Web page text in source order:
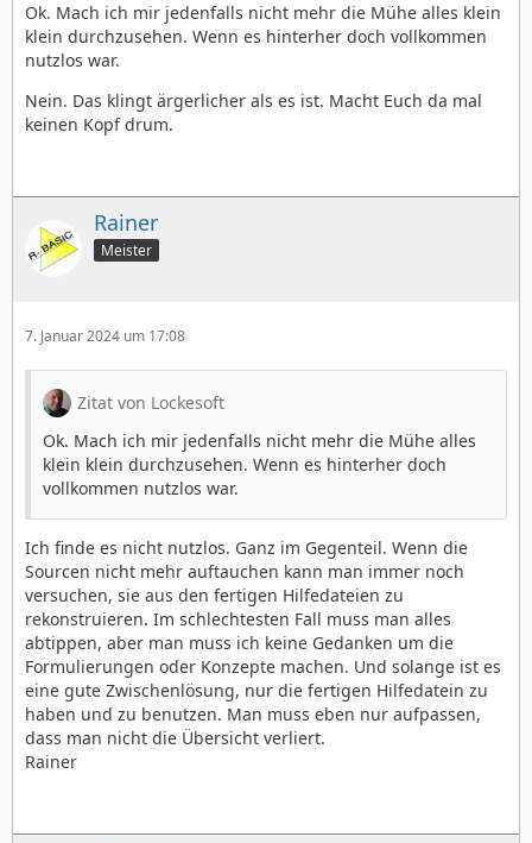
Ok. Mach ich mir jedenfalls nicht mehr die Mühe alles klein
klein durchzusehen. Wenn es hinterher doch vollkommen
nutzlos war.
Nein. Das klingt ärgerlicher als es ist. Macht Euch da mal
keinen Kopf drum.
Rainer
Meister
7. Januar 2024 um 17:08
Zitat von Lockesoft
Ok. Mach ich mir jedenfalls nicht mehr die Mühe alles
klein klein durchzusehen. Wenn es hinterher doch
vollkommen nutzlos war.
Ich finde es nicht nutzlos. Ganz im Gegenteil. Wenn die
Sourcen nicht mehr auftauchen kann man immer noch
versuchen, sie aus den fertigen Hilfedateien zu
rekonstruieren. Im schlechtesten Fall muss man alles
abtippen, aber man muss ich keine Gedanken um die
Formulierungen oder Konzepte machen. Und solange ist es
eine gute Zwischenlösung, nur die fertigen Hilfedatein zu
haben und zu benutzen. Man muss eben nur aufpassen,
dass man nicht die Übersicht verliert.
Rainer